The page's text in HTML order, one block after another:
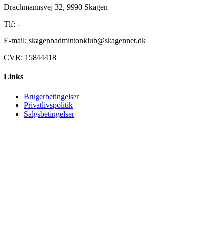
Drachmannsvej 32, 9990 Skagen
Tlf: -
E-mail: skagenbadmintonklub@skagennet.dk
CVR: 15844418
Links
Brugerbetingelser
Privatlivspolitik
Salgsbetingelser